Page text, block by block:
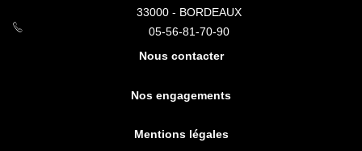
33000 - BORDEAUX
05-56-81-70-90
Nous contacter
Nos engagements
Mentions légales